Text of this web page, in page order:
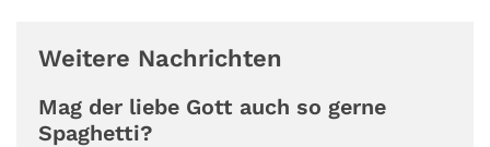
Weitere Nachrichten
Mag der liebe Gott auch so gerne
Spaghetti?